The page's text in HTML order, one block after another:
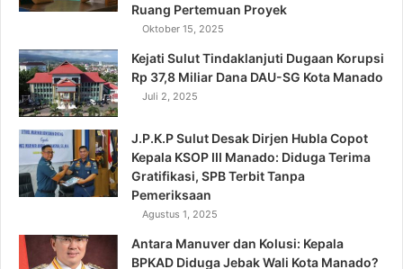
Ruang Pertemuan Proyek
Oktober 15, 2025
Kejati Sulut Tindaklanjuti Dugaan Korupsi
Rp 37,8 Miliar Dana DAU-SG Kota Manado
Juli 2, 2025
J.P.K.P Sulut Desak Dirjen Hubla Copot
Kepala KSOP III Manado: Diduga Terima
Gratifikasi, SPB Terbit Tanpa
Pemeriksaan
Agustus 1, 2025
Antara Manuver dan Kolusi: Kepala
BPKAD Diduga Jebak Wali Kota Manado?